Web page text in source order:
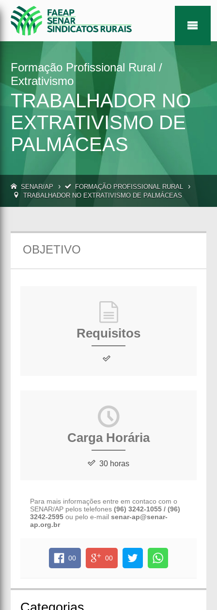
Formação Profissional Rural /
Extrativismo
TRABALHADOR NO
EXTRATIVISMO DE
PALMÁCEAS
SENAR/AP › FORMAÇÃO PROFISSIONAL RURAL ›
TRABALHADOR NO EXTRATIVISMO DE PALMÁCEAS
OBJETIVO
Requisitos
Carga Horária
30 horas
Para mais informações entre em contaco com o
SENAR/AP pelos telefones(96) 3242-1055 / (96)
3242-2595 ou pelo e-mailsenar-ap@senar-
ap.org.br
00 00